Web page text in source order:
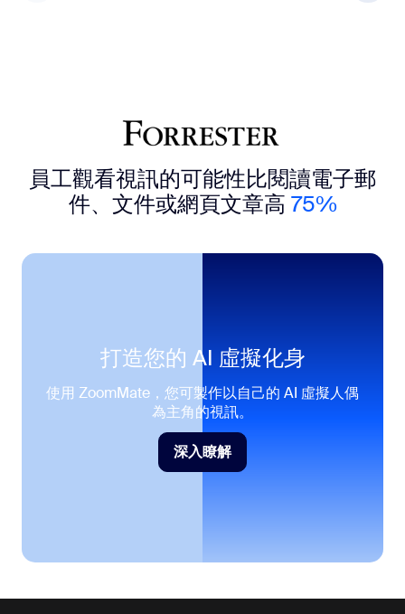
員工觀看視訊的可能性比閱讀電子郵
件、文件或網頁文章高 75%
打造您的 AI 虛擬化身
使用 ZoomMate，您可製作以自己的 AI 虛擬人偶
為主角的視訊。
深入瞭解
深入瞭解